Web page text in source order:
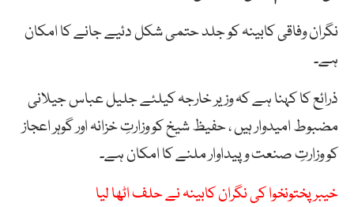
نگران وفاقی کابینہ کو جلد حتمی شکل دئیے جانے کا امکان
ہے۔
ذرائع کا کہنا ہے کہ وزیر خارجہ کیلئے جلیل عباس جیلانی
مضبوط امیدوار ہیں ، حفیظ شیخ کو وزارتِ خزانہ اور گوہر اعجاز
کو وزارتِ صنعت و پیداوار ملنے کا امکان ہے۔
خیبرپختونخوا کی نگران کابینہ نے حلف اٹھا لیا